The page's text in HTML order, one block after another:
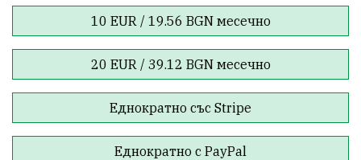
10 EUR / 19.56 BGN месечно
20 EUR / 39.12 BGN месечно
Еднократно със Stripe
Еднократно с PayPal